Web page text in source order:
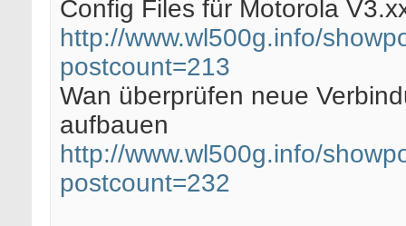
Config Files für Motorola
http://www.wl500g.info/
postcount=213
Wan überprüfen neue
aufbauen
http://www.wl500g.info/
postcount=232